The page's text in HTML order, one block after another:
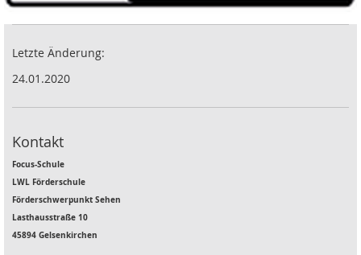
Letzte Änderung:
24.01.2020
Kontakt
Focus-Schule
LWL Förderschule
Förderschwerpunkt Sehen
Lasthausstraße 10
45894 Gelsenkirchen